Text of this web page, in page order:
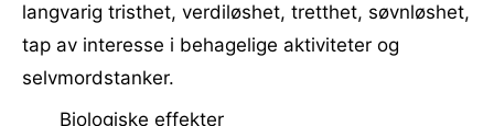
langvarig tristhet, verdiløshet, tretthet, søvnløshet,
tap av interesse i behagelige aktiviteter og
selvmordstanker.
Biologiske effekter